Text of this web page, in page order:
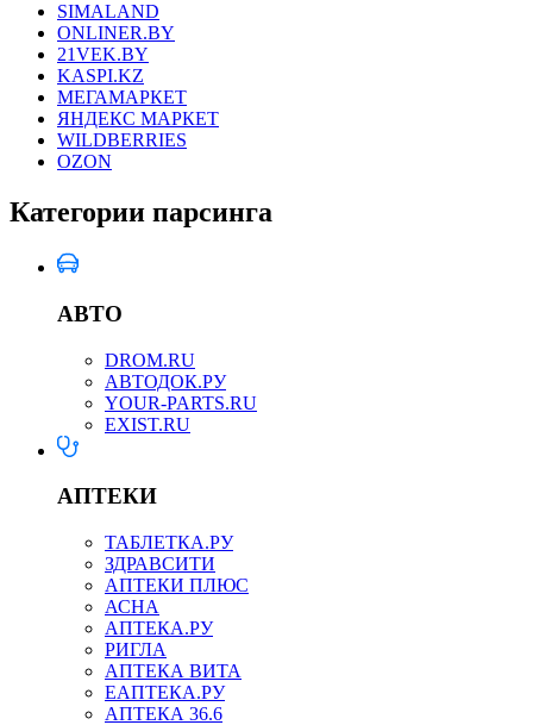
SIMALAND
ONLINER.BY
21VEK.BY
KASPI.KZ
МЕГАМАРКЕТ
ЯНДЕКС МАРКЕТ
WILDBERRIES
OZON
Категории парсинга
АВТО
DROM.RU
АВТОДОК.РУ
YOUR-PARTS.RU
EXIST.RU
АПТЕКИ
ТАБЛЕТКА.РУ
ЗДРАВСИТИ
АПТЕКИ ПЛЮС
АСНА
АПТЕКА.РУ
РИГЛА
АПТЕКА ВИТА
ЕАПТЕКА.РУ
АПТЕКА 36.6